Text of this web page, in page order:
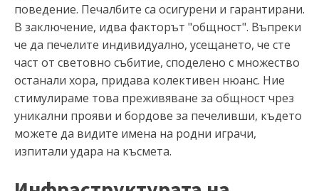
поведение. Печалбите са осигурени и гарантирани.
В заключение, идва факторът "общност". Въпреки
че да печелите индивидуално, усещането, че сте
част от световно събитие, споделено с множество
останали хора, придава колективен нюанс. Ние
стимулираме това преживяване за общност чрез
уникални прояви и бордове за печеливши, където
можете да видите имена на родни играчи,
изпитали удара на късмета.